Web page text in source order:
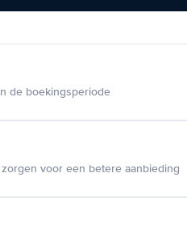
de boekingsperiode
voor een betere aanbieding